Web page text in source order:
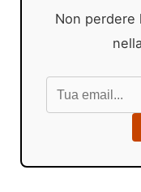
Non perdere